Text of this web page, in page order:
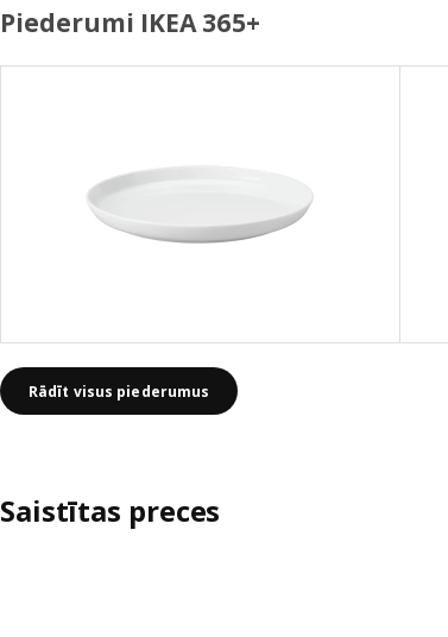
Piederumi IKEA 365+
Rādīt visus piederumus
Saistītas preces